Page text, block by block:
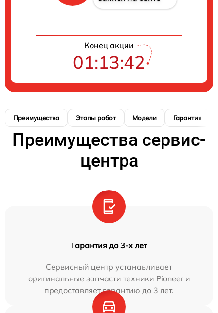
Конец акции
01:13:41
Преимущества Этапы работ Модели Гарантия
Преимущества сервис-
центра
Гарантия до 3-х лет
Сервисный центр устанавливает
оригинальные запчасти техники Pioneer и
предоставляет гарантию до 3 лет.